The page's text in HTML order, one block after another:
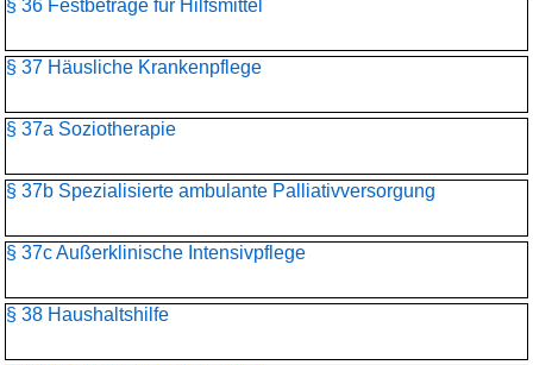
§ 36 Festbeträge für Hilfsmittel
§ 37 Häusliche Krankenpflege
§ 37a Soziotherapie
§ 37b Spezialisierte ambulante Palliativversorgung
§ 37c Außerklinische Intensivpflege
§ 38 Haushaltshilfe